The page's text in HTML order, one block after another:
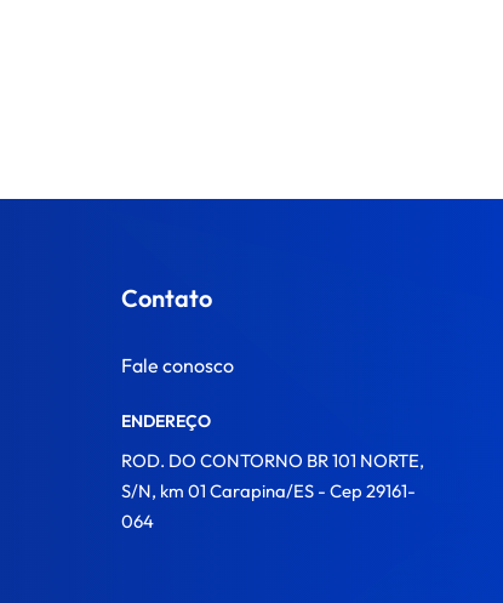
Contato
Fale conosco
ENDEREÇO
ROD. DO CONTORNO BR 101 NORTE,
S/N, km 01 Carapina/ES - Cep 29161-
064